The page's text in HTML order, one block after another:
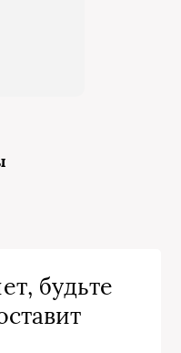
будьте